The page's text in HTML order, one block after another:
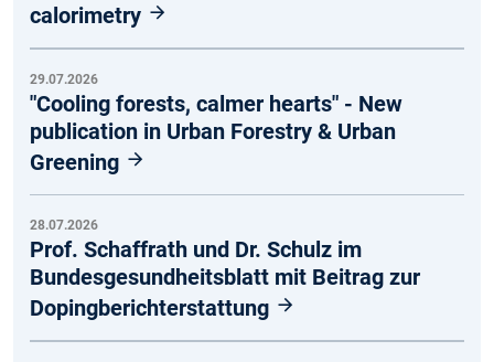
calorimetry
29.07.2026
"Cooling forests, calmer hearts" - New
publication in Urban Forestry & Urban
Greening
28.07.2026
Prof. Schaffrath und Dr. Schulz im
Bundesgesundheitsblatt mit Beitrag zur
Dopingberichterstattung